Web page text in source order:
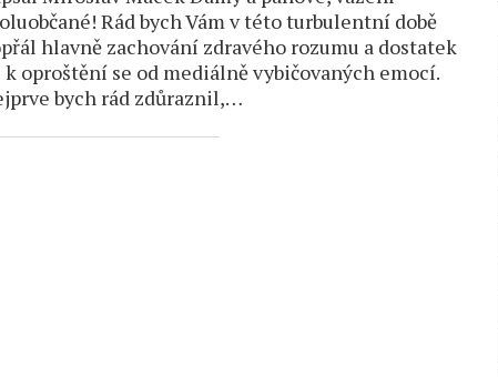
Rád bych Vám v této turbulentní době
hlavně zachování zdravého rozumu a dostatek
oproštění se od mediálně vybičovaných emocí.
bych rád zdůraznil,…